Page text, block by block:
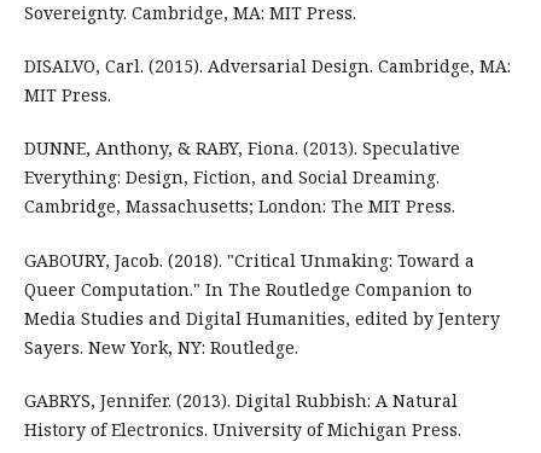
Sovereignty. Cambridge, MA: MIT Press.
DISALVO, Carl. (2015). Adversarial Design. Cambridge, MA:
MIT Press.
DUNNE, Anthony, & RABY, Fiona. (2013). Speculative
Everything: Design, Fiction, and Social Dreaming.
Cambridge, Massachusetts; London: The MIT Press.
GABOURY, Jacob. (2018). "Critical Unmaking: Toward a
Queer Computation." In The Routledge Companion to
Media Studies and Digital Humanities, edited by Jentery
Sayers. New York, NY: Routledge.
GABRYS, Jennifer. (2013). Digital Rubbish: A Natural
History of Electronics. University of Michigan Press.